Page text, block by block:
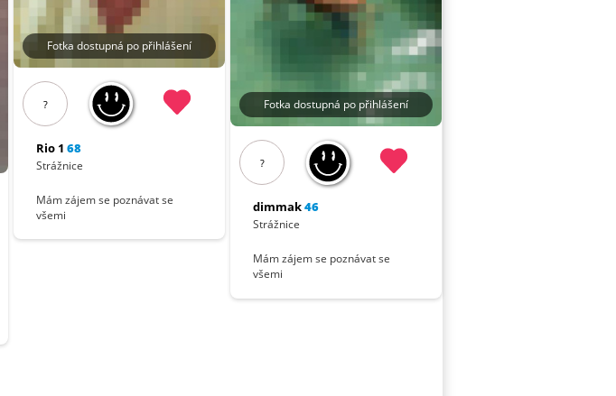
Fotka dostupná po přihlášení
?
Rio 1 68
Strážnice
Mám zájem se poznávat se
všemi
Fotka dostupná po přihlášení
?
dimmak46
Strážnice
Mám zájem se poznávat se
všemi